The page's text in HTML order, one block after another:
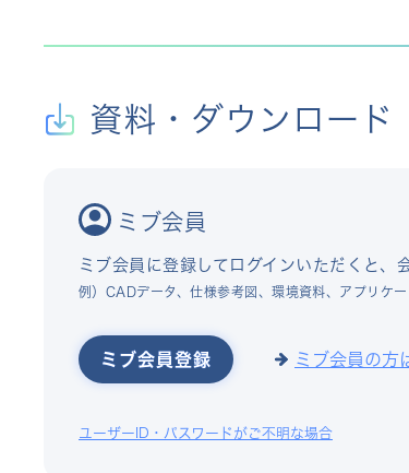
資料・ダウンロード
ミブ会員
ミブ会員に登録してログインいただくと、
例）CADデータ、仕様参考図、環境資料、アプリケ
ミブ会員登録 ミブ会員の方
ユーザーID・パスワードがご不明な場合